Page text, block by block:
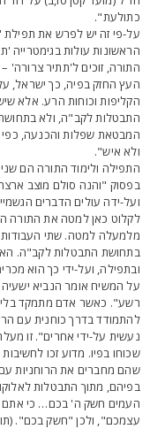
פי זה יש לפרש את תפילת
עולות בגימטרייה
זוכים ל'תתיר צרורה'
החזק בפיה, כך ישראל, על-
וכוחות הרע. אלא שיש
לקב"ה, ולא בתחושת
שפלות והכנעה, כפי
איש".
ולימוד התורה הם שני
"והנה סולם מוצב ארצה
ידה עולים הדברים
כאן למטה את התורה
למטה. שתי העבודות
התבטלות לקב"ה. האדם
ועל-ידי כך הוא
המשיח אומר הנביא ישעיה
כאשר אדם מתמקד בלימוד
בדרך כוחנית עם
על-ידי אחרים". זו
בפיו. מדוע זכו
מחברים את הרוחניות עם
מתוך התבטלות
חשק ה' בכם… כי אתם
ולכן "חשק בכם".